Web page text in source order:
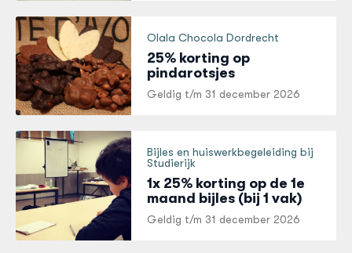
Olala Chocola Dordrecht
25% korting op
pindarotsjes
Geldig t/m 31 december 2026
Bijles en huiswerkbegeleiding bij
Studierijk
1x 25% korting op de 1e
maand bijles (bij 1 vak)
Geldig t/m 31 december 2026